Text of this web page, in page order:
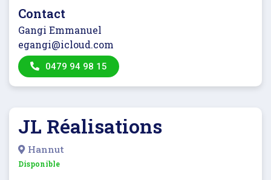
Contact
Gangi Emmanuel
egangi@icloud.com
0479 94 98 15
JL Réalisations
Hannut
Disponible